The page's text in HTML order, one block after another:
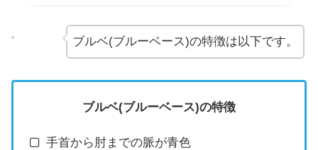
ブルベ(ブルーベース)の特徴は以下です。
ブルベ(ブルーベース)の特徴
手首から肘までの脈が青色